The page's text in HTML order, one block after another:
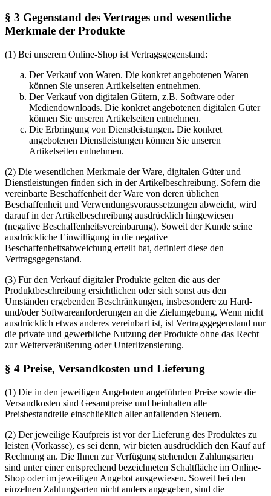
§ 3 Gegenstand des Vertrages und wesentliche
Merkmale der Produkte
(1) Bei unserem Online-Shop ist Vertragsgegenstand:
Der Verkauf von Waren. Die konkret angebotenen Waren
können Sie unseren Artikelseiten entnehmen.
Der Verkauf von digitalen Gütern, z.B. Software oder
Mediendownloads. Die konkret angebotenen digitalen Güter
können Sie unseren Artikelseiten entnehmen.
Die Erbringung von Dienstleistungen. Die konkret
angebotenen Dienstleistungen können Sie unseren
Artikelseiten entnehmen.
(2) Die wesentlichen Merkmale der Ware, digitalen Güter und
Dienstleistungen finden sich in der Artikelbeschreibung. Sofern die
vereinbarte Beschaffenheit der Ware von deren üblichen
Beschaffenheit und Verwendungsvoraussetzungen abweicht, wird
darauf in der Artikelbeschreibung ausdrücklich hingewiesen
(negative Beschaffenheitsvereinbarung). Soweit der Kunde seine
ausdrückliche Einwilligung in die negative
Beschaffenheitsabweichung erteilt hat, definiert diese den
Vertragsgegenstand.
(3) Für den Verkauf digitaler Produkte gelten die aus der
Produktbeschreibung ersichtlichen oder sich sonst aus den
Umständen ergebenden Beschränkungen, insbesondere zu Hard-
und/oder Softwareanforderungen an die Zielumgebung. Wenn nicht
ausdrücklich etwas anderes vereinbart ist, ist Vertragsgegenstand nur
die private und gewerbliche Nutzung der Produkte ohne das Recht
zur Weiterveräußerung oder Unterlizensierung.
§ 4 Preise, Versandkosten und Lieferung
(1) Die in den jeweiligen Angeboten angeführten Preise sowie die
Versandkosten sind Gesamtpreise und beinhalten alle
Preisbestandteile einschließlich aller anfallenden Steuern.
(2) Der jeweilige Kaufpreis ist vor der Lieferung des Produktes zu
leisten (Vorkasse), es sei denn, wir bieten ausdrücklich den Kauf auf
Rechnung an. Die Ihnen zur Verfügung stehenden Zahlungsarten
sind unter einer entsprechend bezeichneten Schaltfläche im Online-
Shop oder im jeweiligen Angebot ausgewiesen. Soweit bei den
einzelnen Zahlungsarten nicht anders angegeben, sind die